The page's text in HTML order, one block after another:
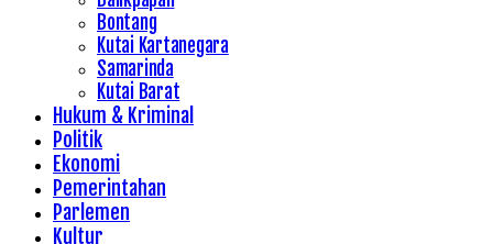
Bontang
Kutai Kartanegara
Samarinda
Kutai Barat
Hukum & Kriminal
Politik
Ekonomi
Pemerintahan
Parlemen
Kultur